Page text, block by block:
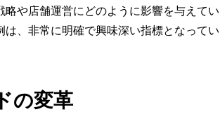
や店舗運営にどのように影響を与えてい
、非常に明確で興味深い指標となってい
の変革